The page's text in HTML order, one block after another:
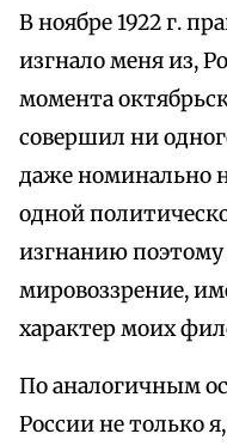
В ноябре 1922 г.
изгнало меня из,
момента
совершил ни
даже номинально
одной
изгнанию
мировоззрение,
характер моих
По аналогичным
России не только